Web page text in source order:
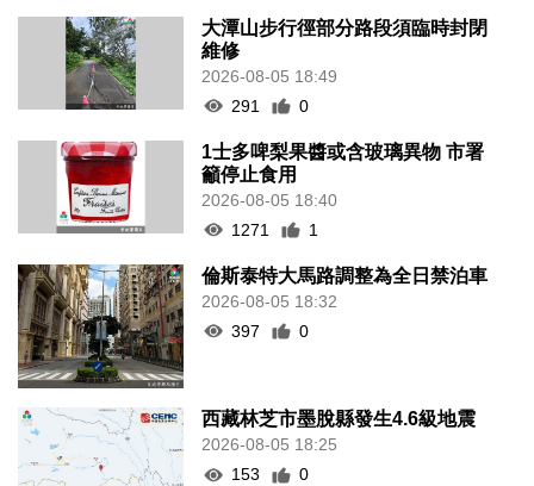
大潭山步行徑部分路段須臨時封閉
維修
2026-08-05 18:49
291
0
1士多啤梨果醬或含玻璃異物 市署
籲停止食用
2026-08-05 18:40
1271
1
倫斯泰特大馬路調整為全日禁泊車
2026-08-05 18:32
397
0
西藏林芝市墨脫縣發生4.6級地震
2026-08-05 18:25
153
0